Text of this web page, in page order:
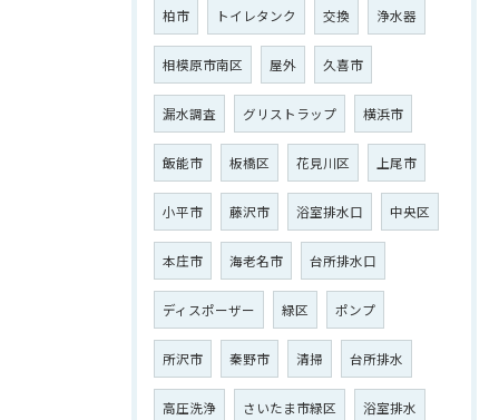
柏市 トイレタンク 交換 浄水器
相模原市南区 屋外 久喜市
漏水調査 グリストラップ 横浜市
飯能市 板橋区 花見川区 上尾市
小平市 藤沢市 浴室排水口 中央区
本庄市 海老名市 台所排水口
ディスポーザー 緑区 ポンプ
所沢市 秦野市 清掃 台所排水
高圧洗浄 さいたま市緑区 浴室排水